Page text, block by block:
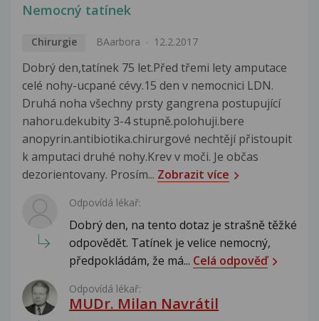
Nemocný tatínek
Chirurgie BAarbora 12.2.2017
Dobrý den,tatínek 75 let.Před třemi lety amputace
celé nohy-ucpané cévy.15 den v nemocnici LDN.
Druhá noha všechny prsty gangrena postupující
nahoru.dekubity 3-4 stupně.polohuji.bere
anopyrin.antibiotika.chirurgové nechtějí přistoupit
k amputaci druhé nohy.Krev v moči. Je občas
dezorientovany. Prosím... Zobrazit více
Odpovídá lékař:
Dobrý den, na tento dotaz je strašně těžké
odpovědět. Tatínek je velice nemocný,
předpokládám, že má... Celá odpověď
Odpovídá lékař:
MUDr. Milan Navrátil